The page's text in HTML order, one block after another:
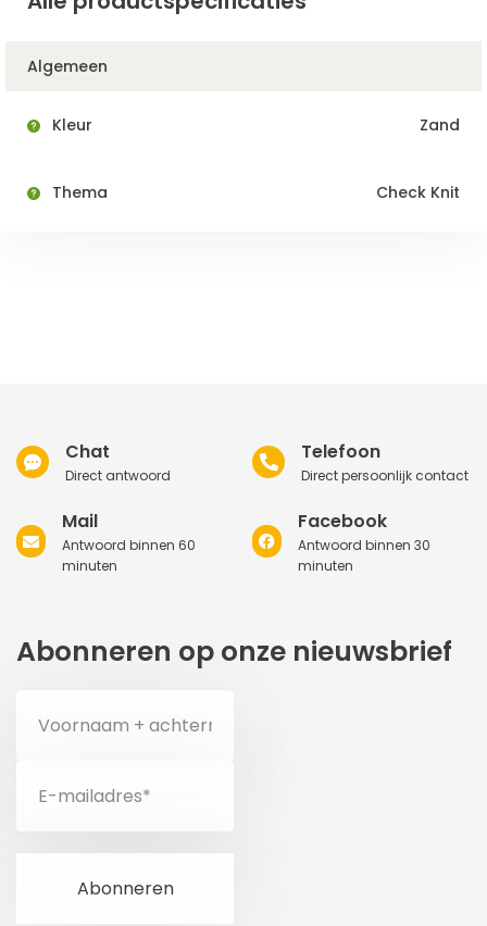
Algemeen
Kleur Zand
Thema Check Knit
Chat
Direct antwoord
Telefoon
Direct persoonlijk contact
Mail
Antwoord binnen 60
minuten
Facebook
Antwoord binnen 30
minuten
Abonneren op onze nieuwsbrief